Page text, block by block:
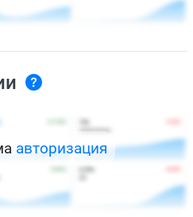
авторизация